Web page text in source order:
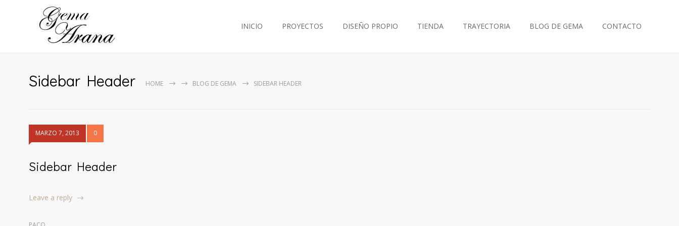
INICIO PROYECTOS DISEÑO PROPIO TIENDA TRAYECTORIA BLOG DE GEMA CONTACTO
Sidebar Header HOME BLOG DE GEMA SIDEBAR HEADER
MARZO 7, 2013 0
Sidebar Header
Leave a reply